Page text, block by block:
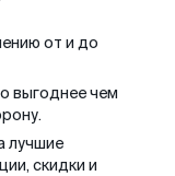
от и до
выгоднее чем
лучшие
скидки и